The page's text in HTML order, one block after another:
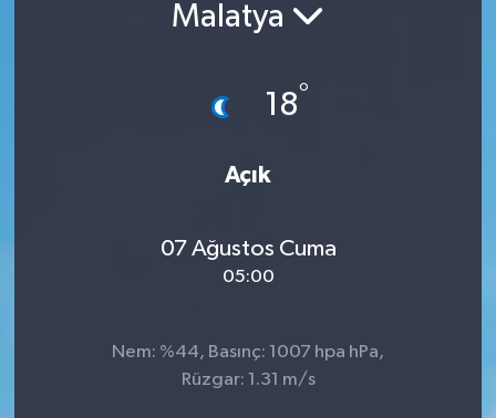
Malatya
18°
Açık
07 Ağustos Cuma
05:00
Nem: %44, Basınç: 1007 hpa hPa,
Rüzgar: 1.31 m/s